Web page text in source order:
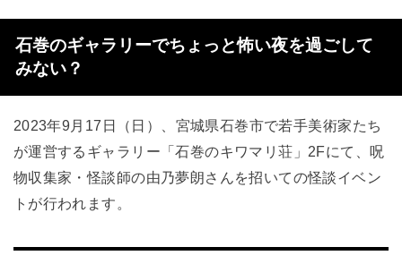
石巻のギャラリーでちょっと怖い夜を過ごして
みない？
2023年9月17日（日）、宮城県石巻市で若手美術家たち
が運営するギャラリー「石巻のキワマリ荘」2Fにて、呪
物収集家・怪談師の由乃夢朗さんを招いての怪談イベン
トが行われます。